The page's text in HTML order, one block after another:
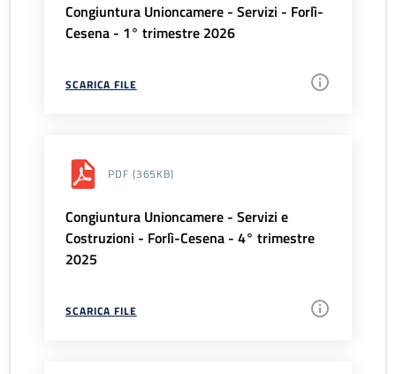
Congiuntura Unioncamere - Servizi - Forlì-
Cesena - 1° trimestre 2026
SCARICA FILE
PDF (365KB)
Congiuntura Unioncamere - Servizi e
Costruzioni - Forlì-Cesena - 4° trimestre
2025
SCARICA FILE